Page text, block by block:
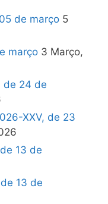
de março 5
março 3 Março,
de 24 de
XXV, de 23
13 de
13 de